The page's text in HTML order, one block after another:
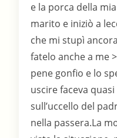
e la porca della
marito e iniziò a
che mi stupì
fatelo anche a me
pene gonfio e lo
uscire faceva
sull’uccello del
nella passera.La